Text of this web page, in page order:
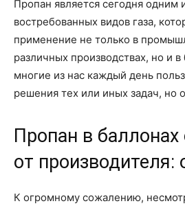
Пропан является сегодня одним
востребованных видов газа,
применение не только в
различных производствах, но и
многие из нас каждый день
решения тех или иных задач, но
Пропан в баллонах
от производителя:
К огромному сожалению,